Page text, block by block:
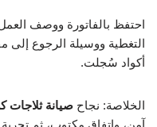
احتفظ بالفاتورة ووصف
التغطية ووسيلة الرجوع إلى
أكواد سُجلت.
الخلاصة: نجاح صيانة ثلاجات
آمن، واتفاق مكتوب، ثم